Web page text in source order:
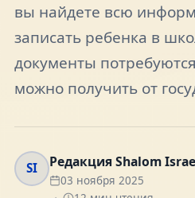
Контакты
Получайте актуальные
вы найдете всю
записать ребенка в
документы
можно получить от
SI Редакция Shalom
03 ноября 2025